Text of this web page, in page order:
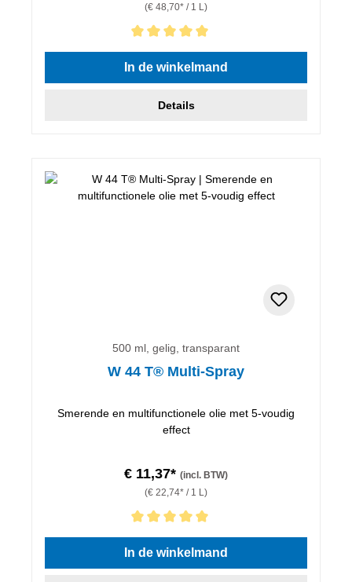
(€ 48,70* / 1 L)
Gemiddelde waardering van 5 van 5 sterren
In de winkelmand
Details
500 ml, gelig, transparant
W 44 T® Multi-Spray
Smerende en multifunctionele olie met 5-voudig
effect
€ 11,37* (incl. BTW)
(€ 22,74* / 1 L)
Gemiddelde waardering van 5 van 5 sterren
In de winkelmand